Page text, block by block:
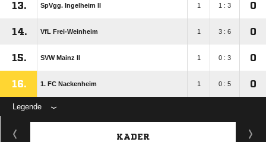
13. SpVgg. Ingelheim II 1 1 : 3 0
14. VfL Frei-Weinheim 1 3 : 6 0
15. SVW Mainz II 1 0 : 3 0
16. 1. FC Nackenheim 1 0 : 5 0
Legende
KADER